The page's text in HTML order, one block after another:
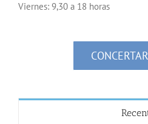
Viernes: 9,30 a 18 horas